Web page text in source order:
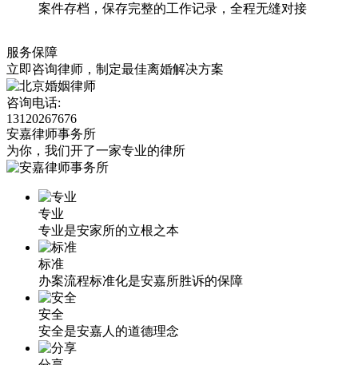
案件存档，保存完整的工作记录，全程无缝对接
服务保障
立即咨询律师， 制定最佳离婚解决方案
咨询电话:
13120267676
安嘉律师事务所
为你，我们开了一家专业的律所
专业
专业是安家所的立根之本
标准
办案流程标准化是安嘉所胜诉的保障
安全
安全是安嘉人的道德理念